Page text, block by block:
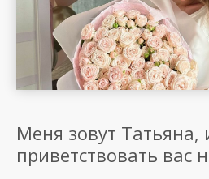
Меня зовут Татьяна,
приветствовать вас